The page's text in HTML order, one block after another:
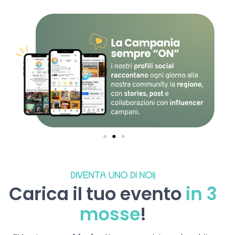
DIVENTA UNO DI NOI!
Carica il tuo evento in 3
mosse!